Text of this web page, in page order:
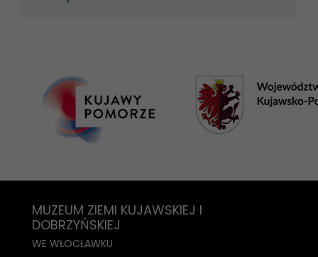
MUZEUM ZIEMI KUJAWSKIEJ I
DOBRZYŃSKIEJ
WE WŁOCŁAWKU